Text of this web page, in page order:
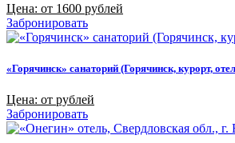
Цена: от 1600 рублей
Забронировать
«Горячинск» санаторий (Горячинск, курорт,
Цена: от рублей
Забронировать